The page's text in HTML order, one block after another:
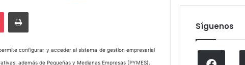
Pocket Imprimir
configurar y acceder al sistema de gestion empresarial
además de Pequeñas y Medianas Empresas (PYMES).
Síguenos